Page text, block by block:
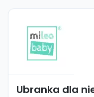
Ubranka dla